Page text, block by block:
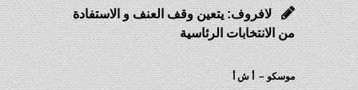
لافروف: يتعين وقف العنف و الاستفادة
من الانتخابات الرئاسية
موسكو – أ ش أ